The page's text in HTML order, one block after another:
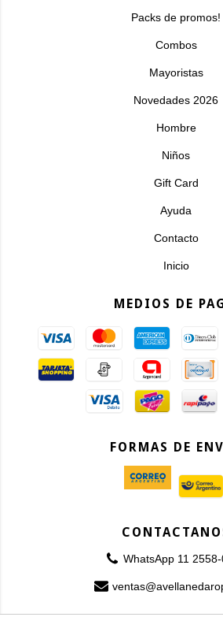
Packs de promos!
Combos
Mayoristas
Novedades 2026
Hombre
Niños
Gift Card
Ayuda
Contacto
Inicio
MEDIOS DE
FORMAS DE
WhatsApp 11